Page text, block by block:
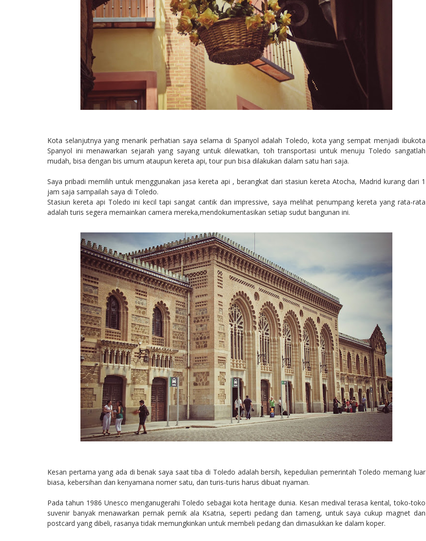
Kota selanjutnya yang menarik perhatian saya selama di Spanyol adalah Toledo, kota yang sempat menjadi ibukota
Spanyol ini menawarkan sejarah yang sayang untuk dilewatkan, toh transportasi untuk menuju Toledo sangatlah
mudah, bisa dengan bis umum ataupun kereta api, tour pun bisa dilakukan dalam satu hari saja.
Saya pribadi memilih untuk menggunakan jasa kereta api , berangkat dari stasiun kereta Atocha, Madrid kurang dari 1
jam saja sampailah saya di Toledo.
Stasiun kereta api Toledo ini kecil tapi sangat cantik dan impressive, saya melihat penumpang kereta yang rata-rata
adalah turis segera memainkan camera mereka,mendokumentasikan setiap sudut bangunan ini.
Kesan pertama yang ada di benak saya saat tiba di Toledo adalah bersih, kepedulian pemerintah Toledo memang luar
biasa, kebersihan dan kenyamana nomer satu, dan turis-turis harus dibuat nyaman.
Pada tahun 1986 Unesco menganugerahi Toledo sebagai kota heritage dunia. Kesan medival terasa kental, toko-toko
suvenir banyak menawarkan pernak pernik ala Ksatria, seperti pedang dan tameng, untuk saya cukup magnet dan
postcard yang dibeli, rasanya tidak memungkinkan untuk membeli pedang dan dimasukkan ke dalam koper.